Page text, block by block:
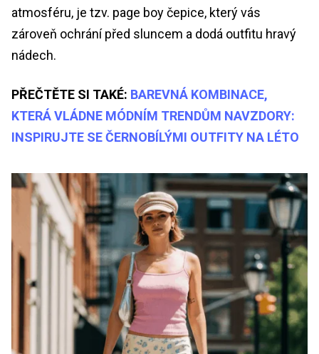
atmosféru, je tzv. page boy čepice, který vás
zároveň ochrání před sluncem a dodá outfitu hravý
nádech.
PŘEČTĚTE SI TAKÉ: BAREVNÁ KOMBINACE,
KTERÁ VLÁDNE MÓDNÍM TRENDŮM NAVZDORY:
INSPIRUJTE SE ČERNOBÍLÝMI OUTFITY NA LÉTO